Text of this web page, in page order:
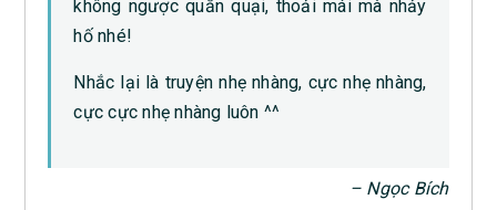
không ngược quằn quại, thoải mái mà nhảy
hố nhé!
Nhắc lại là truyện nhẹ nhàng, cực nhẹ nhàng,
cực cực nhẹ nhàng luôn ^^
– Ngọc Bích